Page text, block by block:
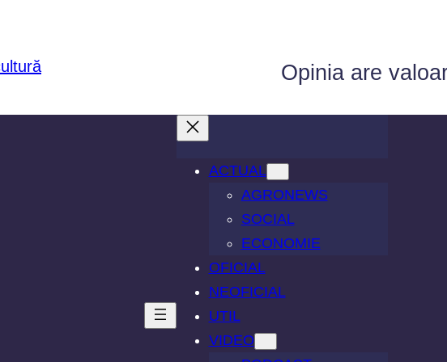
Opinia are
ACTUAL
AGRONEWS
SOCIAL
ECONOMIE
OFICIAL
NEOFICIAL
UTIL
VIDEO